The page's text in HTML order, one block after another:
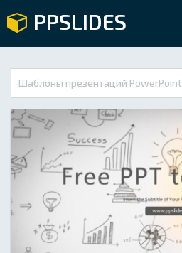
PPSLIDES
Шаблоны презентаций PowerPoint